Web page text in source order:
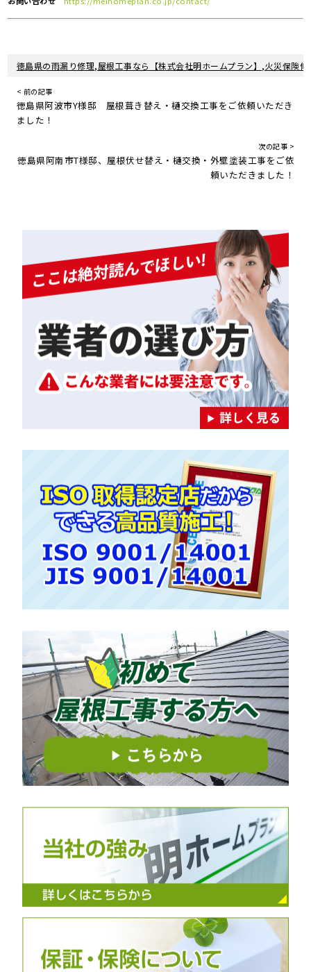
徳島県の雨漏り修理,屋根工事なら【株式会社明ホームプラン】,火災保険修
< 前の記事
徳島県阿波市Y様邸 屋根葺き替え・樋交換工事をご依頼いただき
ました！
次の記事 >
徳島県阿南市T様邸、屋根伏せ替え・樋交換・外壁塗装工事をご依
頼いただきました！